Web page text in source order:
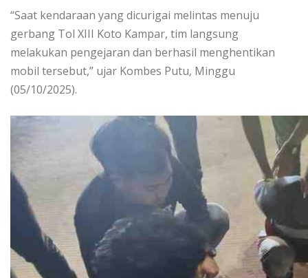
“Saat kendaraan yang dicurigai melintas menuju
gerbang Tol XIII Koto Kampar, tim langsung
melakukan pengejaran dan berhasil menghentikan
mobil tersebut,” ujar Kombes Putu, Minggu
(05/10/2025).